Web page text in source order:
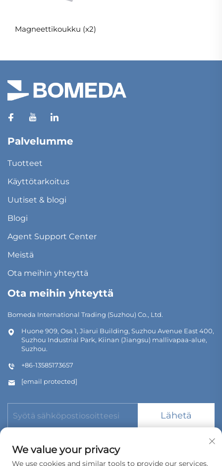
Magneettikoukku (x2)
Palvelumme
Tuotteet
Käyttötarkoitus
Uutiset & blogi
Blogi
Agent Support Center
Meistä
Ota meihin yhteyttä
Ota meihin yhteyttä
Bomeda International Trading (Suzhou) Co., Ltd.
Huone 909, Osa 1, Jiarui Building, Suzhou Avenue East 400,
Suzhou Industrial Park, Kiinan (Jiangsu) mallivapaa-alue,
Suzhou.
+86-13585173657
[email protected]
Lähetä
We value your privacy
We use cookies and similar tools to provide our services.